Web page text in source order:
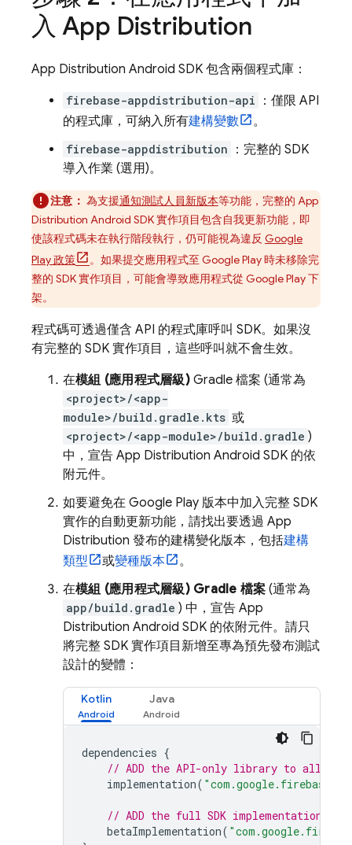
入 App Distribution
App Distribution Android SDK 包含兩個程式庫：
firebase-appdistribution-api
：僅限 API
的程式庫，可納入所有建構變數 。
firebase-appdistribution
：完整的 SDK
導入作業 (選用)。
注意： 為支援通知測試人員新版本等功能，完整的 App
Distribution Android SDK 實作項目包含自我更新功能，即
使該程式碼未在執行階段執行，仍可能視為違反 Google
Play 政策
。如果提交應用程式至 Google Play 時未移除完
整的 SDK 實作項目，可能會導致應用程式從 Google Play 下
架。
程式碼可透過僅含 API 的程式庫呼叫 SDK。如果沒
有完整的 SDK 實作項目，這些呼叫就不會生效。
在模組 (應用程式層級)Gradle 檔案 (通常為
<project>/<app-
module>/build.gradle.kts 或
<project>/<app-module>/build.gradle )
中，宣告 App Distribution Android SDK 的依
附元件。
如要避免在 Google Play 版本中加入完整 SDK
實作的自動更新功能，請找出要透過 App
Distribution 發布的建構變化版本，包括建構
類型
或變種版本
。
在模組 (應用程式層級) Gradle 檔案 (通常為
app/build.gradle ) 中，宣告 App
Distribution Android SDK 的依附元件。請只
將完整 SDK 實作項目新增至專為預先發布測試
設計的變體：
Kotlin Java
dependencies {
// ADD the API-only library to all
implementation(
// ADD the full SDK implementation
betaImplementation(